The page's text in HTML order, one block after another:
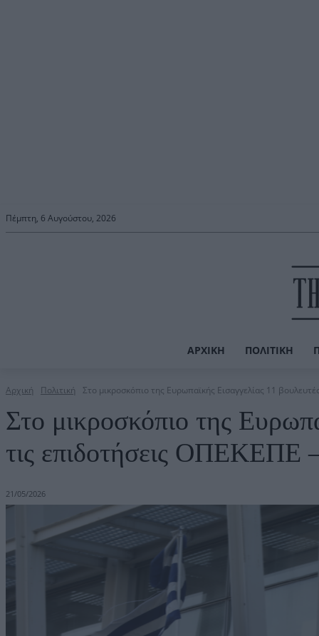
Πέμπτη, 6 Αυγούστου, 2026
ΑΡΧΙΚΉ ΠΟΛΙΤΙΚΉ
Αρχική Πολιτική Στο μικροσκόπιο της Ευρωπαϊκής Εισαγγελίας 11
Στο μικροσκόπιο της
τις επιδοτήσεις ΟΠΕΚΕΠΕ
21/05/2026